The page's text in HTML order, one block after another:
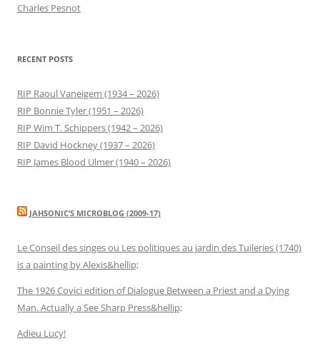
Charles Pesnot
RECENT POSTS
RIP Raoul Vaneigem (1934 – 2026)
RIP Bonnie Tyler (1951 – 2026)
RIP Wim T. Schippers (1942 – 2026)
RIP David Hockney (1937 – 2026)
RIP James Blood Ulmer (1940 – 2026)
JAHSONIC’S MICROBLOG (2009-17)
Le Conseil des singes ou Les politiques au jardin des Tuileries (1740)
is a painting by Alexis&hellip;
The 1926 Covici edition of Dialogue Between a Priest and a Dying
Man. Actually a See Sharp Press&hellip;
Adieu Lucy!